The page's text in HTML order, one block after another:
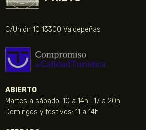
C/Unión 10 13300 Valdepeñas
ABIERTO
Martes a sábado: 10 a 14h | 17 a 20h
Domingos y festivos: 11 a 14h